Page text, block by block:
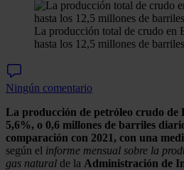
La producción total de crudo en
hasta los 12,5 millones de
Ningún comentario
La producción de petróleo crudo de
5,6%, o 0,6 millones de barriles
comparación con 2021, con una
según el informe mensual sobre la
gas natural de la Administración de